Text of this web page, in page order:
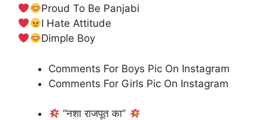
Proud To Be Panjabi
I Hate Attitude
Dimple Boy
Comments For Boys Pic On Instagram
Comments For Girls Pic On Instagram
“नशा राजपूत का”